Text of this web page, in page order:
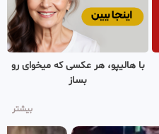
با هالیپو، هر عکسی که میخوای رو
بساز
بیشتر